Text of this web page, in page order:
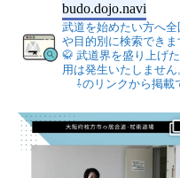
budo.dojo.navi
武道を始めたい方へ全
や目的別に検索できま
🥋 武道界を盛り上げ
用は発生いたしません
⇩のリンクから掲載